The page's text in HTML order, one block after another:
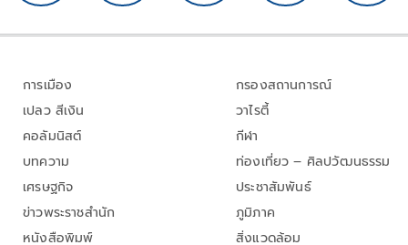
การเมือง
เปลว สีเงิน
คอลัมนิสต์
บทความ
เศรษฐกิจ
ข่าวพระราชสำนัก
หนังสือพิมพ์
กรองสถานการณ์
วาไรตี้
กีฬา
ท่องเที่ยว – ศิลปวัฒนธรรม
ประชาสัมพันธ์
ภูมิภาค
สิ่งแวดล้อม